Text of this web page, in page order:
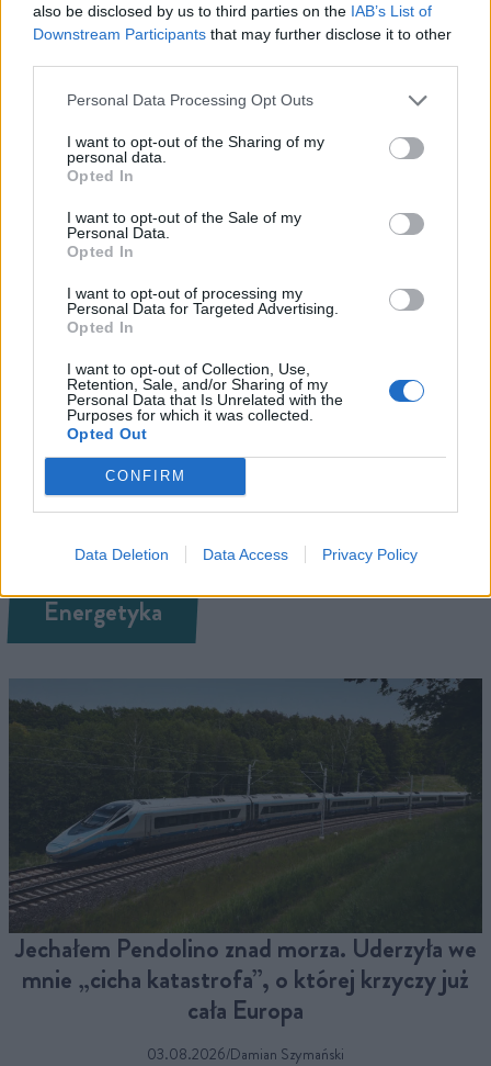
also be disclosed by us to third parties on the IAB’s List of
Downstream Participants that may further disclose it to other
Personal Data Processing Opt Outs
I want to opt-out of the Sharing of my
personal data.
Opted In
I want to opt-out of the Sale of my
Personal Data.
Opted In
I want to opt-out of processing my
Personal Data for Targeted Advertising.
Opted In
I want to opt-out of Collection, Use,
Retention, Sale, and/or Sharing of my
Personal Data that Is Unrelated with the
Purposes for which it was collected.
Opted Out
CONFIRM
Data Deletion Data Access Privacy Policy
dr Oliwia Komada
(Nie)wiedza powszechna
Problem z (nie)wiedzą finansową/emerytalną jest
znacznie bardziej poważny i ma bardzo powszechny i
międzynarodowy charakter. A wiedza finansowa
prof. Joanna Tyrowicz
Ośrodek badawczy GRAPE
Robin Hood idzie uczyć, jak łowić
Za gromadzeniem majątku nie stoją wspaniałe
pomysły biznesowe, wyjątkowy zmysł do
monopolizacji czy dziedziczenie miliardów z dziada
pradziada. Liczy się praca i oszczędzanie z pracy….
Więcej z tej kategorii
Energetyka
Jechałem Pendolino znad morza. Uderzyła we
mnie „cicha katastrofa”, o której krzyczy już
cała Europa
03.08.2026/Damian Szymański